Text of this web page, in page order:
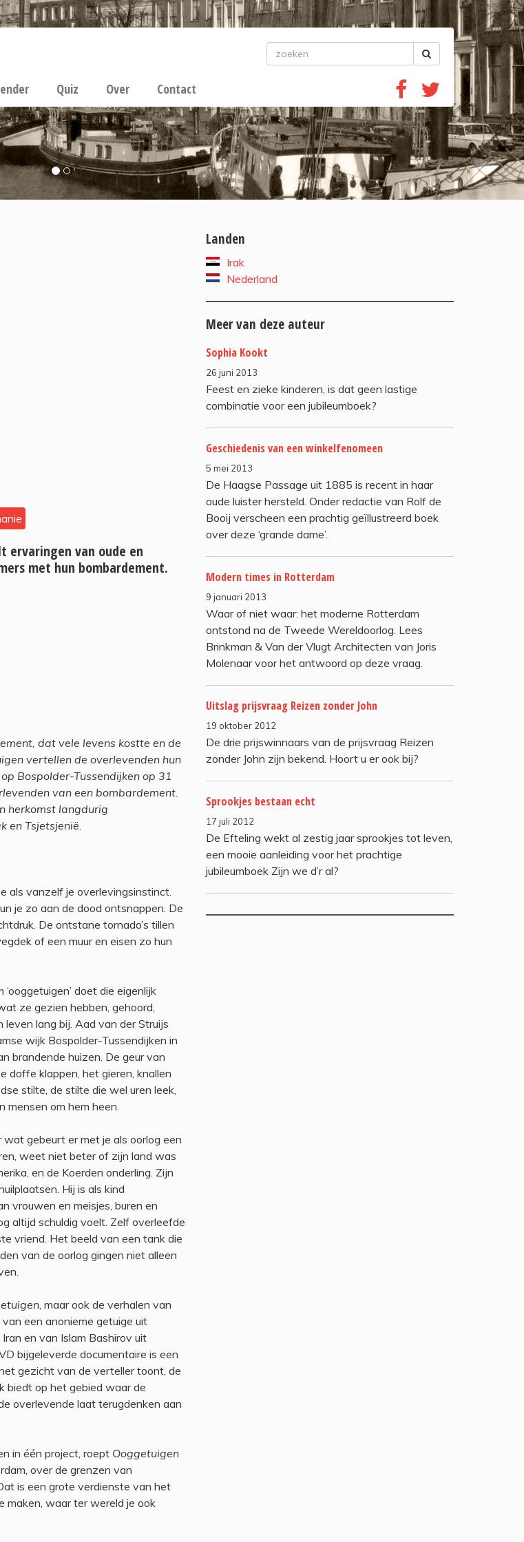
Quiz Over Contact
ervaringen van oude en
met hun bombardement.
dat vele levens kostte en de
vertellen de overlevenden hun
Bospolder-Tussendijken op 31
van een bombardement.
herkomst langdurig
en Tsjetsjenië.
als vanzelf je overlevingsinstinct.
je zo aan de dood ontsnappen. De
De ontstane tornado’s tillen
of een muur en eisen zo hun
doet die eigenlijk
ze gezien hebben, gehoord,
lang bij. Aad van der Struijs
wijk Bospolder-Tussendijken in
brandende huizen. De geur van
doffe klappen, het gieren, knallen
stilte, de stilte die wel uren leek,
mensen om hem heen.
wat gebeurt er met je als oorlog een
weet niet beter of zijn land was
en de Koerden onderling. Zijn
Hij is als kind
vrouwen en meisjes, buren en
altijd schuldig voelt. Zelf overleefde
vriend. Het beeld van een tank die
van de oorlog gingen niet alleen
, maar ook de verhalen van
een anonieme getuige uit
en van Islam Bashirov uit
bijgeleverde documentaire is een
gezicht van de verteller toont, de
biedt op het gebied waar de
overlevende laat terugdenken aan
in één project, roept Ooggetuigen
over de grenzen van
is een grote verdienste van het
maken, waar ter wereld je ook
Landen
Irak
Nederland
Meer van deze auteur
Sophia Kookt
26 juni 2013
Feest en zieke kinderen, is dat geen lastige
combinatie voor een jubileumboek?
Geschiedenis van een winkelfenomeen
5 mei 2013
De Haagse Passage uit 1885 is recent in haar
oude luister hersteld. Onder redactie van Rolf de
Booij verscheen een prachtig geïllustreerd boek
over deze ‘grande dame’.
Modern times in Rotterdam
9 januari 2013
Waar of niet waar: het moderne Rotterdam
ontstond na de Tweede Wereldoorlog. Lees
Brinkman & Van der Vlugt Architecten van Joris
Molenaar voor het antwoord op deze vraag.
Uitslag prijsvraag Reizen zonder John
19 oktober 2012
De drie prijswinnaars van de prijsvraag Reizen
zonder John zijn bekend. Hoort u er ook bij?
Sprookjes bestaan echt
17 juli 2012
De Efteling wekt al zestig jaar sprookjes tot leven,
een mooie aanleiding voor het prachtige
jubileumboek Zijn we d’r al?